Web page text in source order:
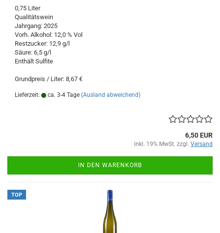
0,75 Liter
Qualitätswein
Jahrgang: 2025
Vorh. Alkohol: 12,0 % Vol
Restzucker: 12,9 g/l
Säure: 6,5 g/l
Enthält Sulfite
Grundpreis / Liter: 8,67 €
Lieferzeit: ca. 3-4 Tage (Ausland abweichend)
6,50 EUR
inkl. 19% MwSt. zzgl. Versand
IN DEN WARENKORB
TOP